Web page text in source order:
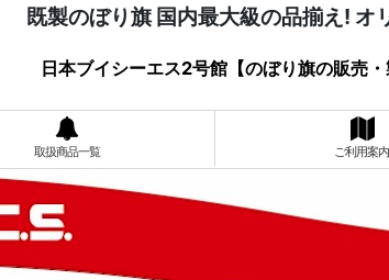
既製のぼり旗 国内最大級の品揃え! オ
日本ブイシーエス2号館【のぼり旗の販
取扱商品一覧 ご利用案内